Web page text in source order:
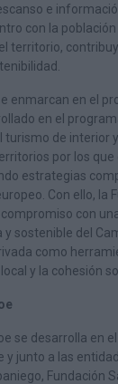
e
con la
territorio,
enmarcan en el
en el
turismo de interior
por los
estrategias
Con ello, la
con
sostenible del
como
y la cohesión
se desarrolla en
y junto a las
Fundación